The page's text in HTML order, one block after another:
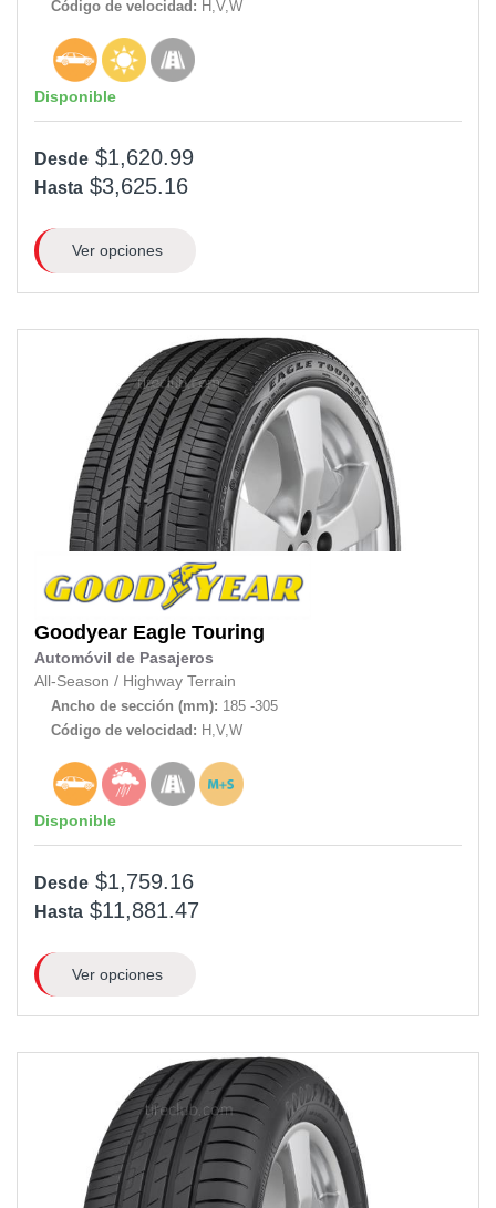
Código de velocidad: H,V,W
Disponible
Desde $1,620.99
Hasta $3,625.16
Ver opciones
Goodyear Eagle Touring
Automóvil de Pasajeros
All-Season / Highway Terrain
Ancho de sección (mm): 185 -305
Código de velocidad: H,V,W
Disponible
Desde $1,759.16
Hasta $11,881.47
Ver opciones